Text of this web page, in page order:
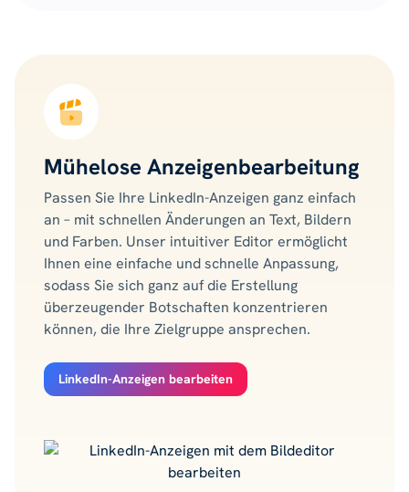
Mühelose Anzeigenbearbeitung
Passen Sie Ihre LinkedIn-Anzeigen ganz einfach
an – mit schnellen Änderungen an Text, Bildern
und Farben. Unser intuitiver Editor ermöglicht
Ihnen eine einfache und schnelle Anpassung,
sodass Sie sich ganz auf die Erstellung
überzeugender Botschaften konzentrieren
können, die Ihre Zielgruppe ansprechen.
LinkedIn-Anzeigen bearbeiten